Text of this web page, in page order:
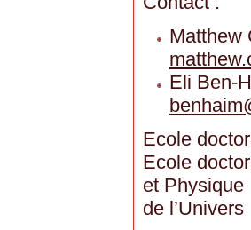
Matthew
Eli Ben-
benhaim
Ecole
Ecole
et Physique
de l’Univers